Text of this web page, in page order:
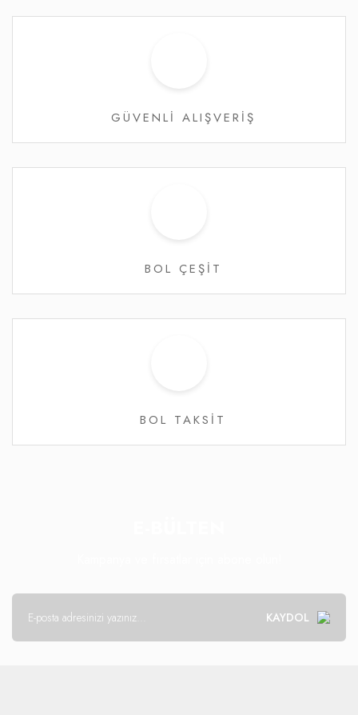
GÜVENLİ ALIŞVERİŞ
BOL ÇEŞİT
BOL TAKSİT
KAYDOL